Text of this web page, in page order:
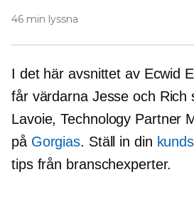
46 min lyssna
I det här avsnittet av Ecwid
får värdarna Jesse och Rich
Lavoie, Technology Partner
på Gorgias. Ställ in din
tips från branschexperter.